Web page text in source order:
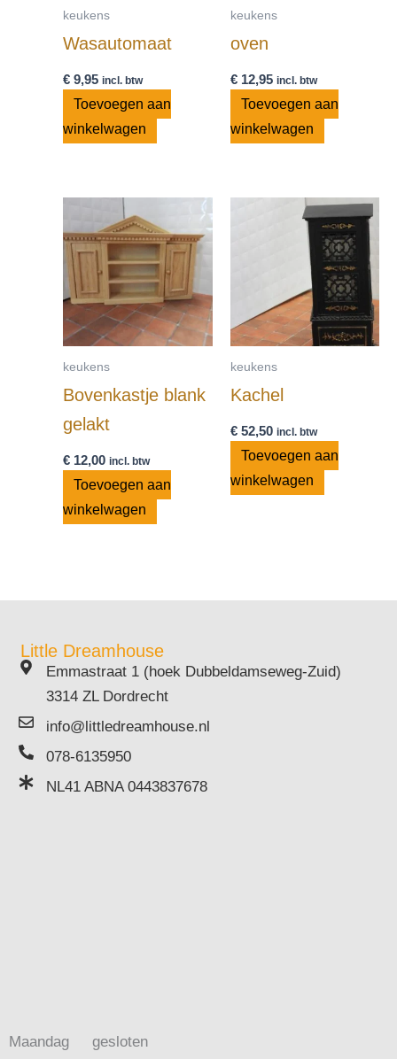
keukens
Wasautomaat
€ 9,95 incl. btw
Toevoegen aan
winkelwagen
keukens
oven
€12,95 incl. btw
Toevoegen aan
winkelwagen
keukens
Bovenkastje blank
gelakt
€ 12,00 incl. btw
Toevoegen aan
winkelwagen
keukens
Kachel
€52,50 incl. btw
Toevoegen aan
winkelwagen
Little Dreamhouse
Emmastraat 1 (hoek Dubbeldamseweg-Zuid)
3314 ZL Dordrecht
info@littledreamhouse.nl
078-6135950
NL41 ABNA 0443837678
Maandag
gesloten